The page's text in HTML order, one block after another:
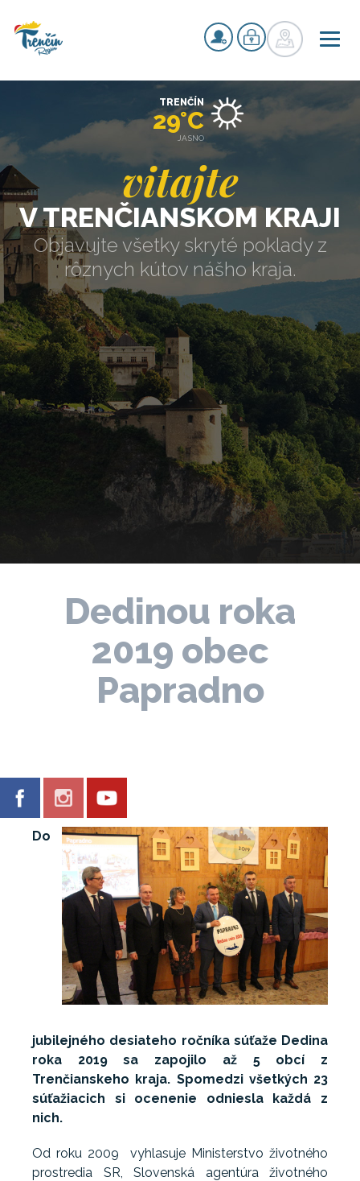
vitajte
V TRENČIANSKOM KRAJI
Objavujte všetky skryté poklady z
rôznych kútov nášho kraja.
TRENČÍN
29°C
JASNO
Dedinou roka
2019 obec
Papradno
Do
jubilejného desiateho ročníka súťaže Dedina
roka 2019 sa zapojilo až 5 obcí z
Trenčianskeho kraja. Spomedzi všetkých 23
súťažiacich si ocenenie odniesla každá z
nich.
Od roku 2009 vyhlasuje Ministerstvo životného
prostredia SR, Slovenská agentúra životného